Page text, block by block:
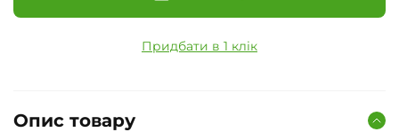
Придбати в 1 клік
Опис товару